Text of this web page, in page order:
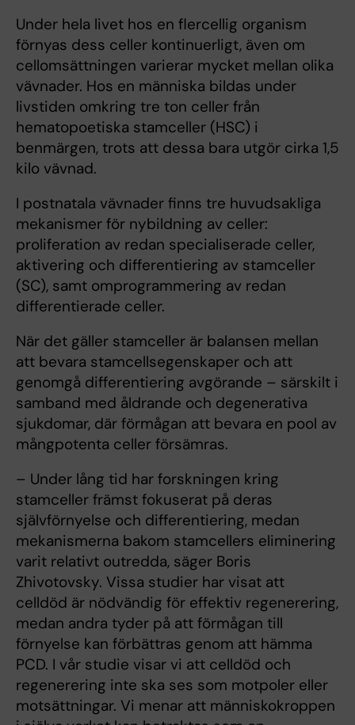
Under hela livet hos en flercellig organism
förnyas dess celler kontinuerligt, även om
cellomsättningen varierar mycket mellan olika
vävnader. Hos en människa bildas under
livstiden omkring tre ton celler från
hematopoetiska stamceller (HSC) i
benmärgen, trots att dessa bara utgör cirka 1,5
kilo vävnad.
I postnatala vävnader finns tre huvudsakliga
mekanismer för nybildning av celler:
proliferation av redan specialiserade celler,
aktivering och differentiering av stamceller
(SC), samt omprogrammering av redan
differentierade celler.
När det gäller stamceller är balansen mellan
att bevara stamcellsegenskaper och att
genomgå differentiering avgörande – särskilt i
samband med åldrande och degenerativa
sjukdomar, där förmågan att bevara en pool av
mångpotenta celler försämras.
– Under lång tid har forskningen kring
stamceller främst fokuserat på deras
självförnyelse och differentiering, medan
mekanismerna bakom stamcellers eliminering
varit relativt outredda, säger Boris
Zhivotovsky. Vissa studier har visat att
celldöd är nödvändig för effektiv regenerering,
medan andra tyder på att förmågan till
förnyelse kan förbättras genom att hämma
PCD. I vår studie visar vi att celldöd och
regenerering inte ska ses som motpoler eller
motsättningar. Vi menar att människokroppen